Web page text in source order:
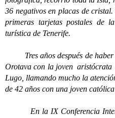
36 negativos en placas de
primeras tarjetas postales de
turística de Tenerife.
Tres años después de haber
Orotava con la joven
Lugo, llamando mucho la
de 42 años con una joven
En la IX Conferencia